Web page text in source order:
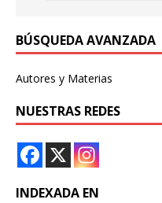
BÚSQUEDA AVANZADA
Autores y Materias
NUESTRAS REDES
INDEXADA EN